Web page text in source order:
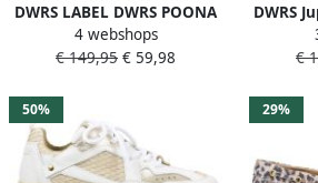
DWRS LABEL DWRS POONA
studs sand Suede Dames
4 webshops
€ 149,95 € 59,98
DWRS
€
50% 29%